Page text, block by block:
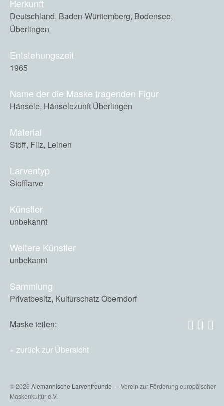
Herkunft
Deutschland, Baden-Württemberg, Bodensee,
Überlingen
Entstehungszeit
1965
Name der die Maske tragenden Figur
Hänsele, Hänselezunft Überlingen
Material
Stoff, Filz, Leinen
Larventyp
Stofflarve
Künstler
unbekannt
Weitere Künstler
unbekannt
Sammlung
Privatbesitz, Kulturschatz Oberndorf
Maske teilen:
zurück zur Übersicht
© 2026 Alemannische Larvenfreunde — Verein zur Förderung europäischer
Maskenkultur e.V.